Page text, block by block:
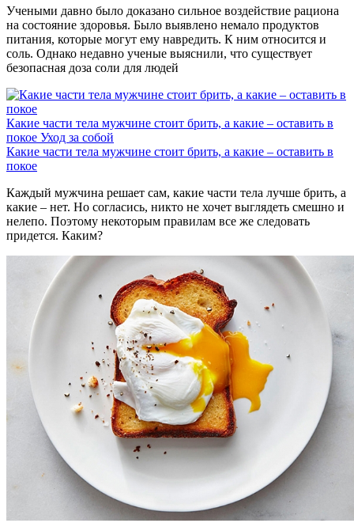
Учеными давно было доказано сильное воздействие рациона
на состояние здоровья. Было выявлено немало продуктов
питания, которые могут ему навредить. К ним относится и
соль. Однако недавно ученые выяснили, что существует
безопасная доза соли для людей
Какие части тела мужчине стоит брить, а какие – оставить в
покое Уход за собой
Какие части тела мужчине стоит брить, а какие – оставить в
покое
Каждый мужчина решает сам, какие части тела лучше брить, а
какие – нет. Но согласись, никто не хочет выглядеть смешно и
нелепо. Поэтому некоторым правилам все же следовать
придется. Каким?